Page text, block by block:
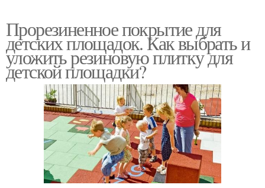
Прорезиненное покрытие для
детских площадок. Как выбрать и
уложить резиновую плитку для
детской площадки?